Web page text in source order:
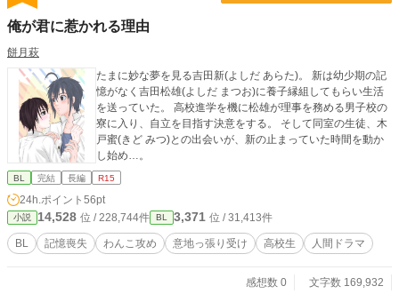
俺が君に惹かれる理由
餅月萩
たまに妙な夢を見る吉田新(よしだ あらた)。 新は幼少期の記
憶がなく吉田松雄(よしだ まつお)に養子縁組してもらい生活
を送っていた。 高校進学を機に松雄が理事を務める男子校の
寮に入り、自立を目指す決意をする。 そして同室の生徒、木
戸蜜(きど みつ)との出会いが、新の止まっていた時間を動か
し始め…。
BL 完結 長編 R15
24h.ポイント 56pt
小説 14,528 位 / 228,744件 BL 3,371 位 / 31,413件
BL 記憶喪失 わんこ攻め 意地っ張り受け 高校生 人間ドラマ
感想数 0
文字数 169,932